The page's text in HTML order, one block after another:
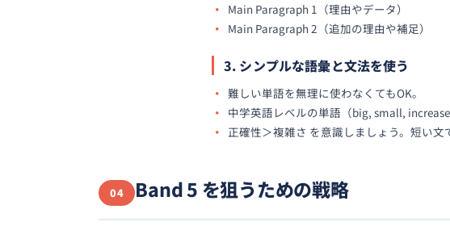
Main Paragraph 1（理由やデータ）
Main Paragraph 2（追加の理由や補足）
3. シンプルな語彙と文法を使う
難しい単語を無理に使わなくてもOK。
中学英語レベルの単語（big, small,
正確性＞複雑さ を意識しましょう。短い文
04 Band 5 を狙うための戦略